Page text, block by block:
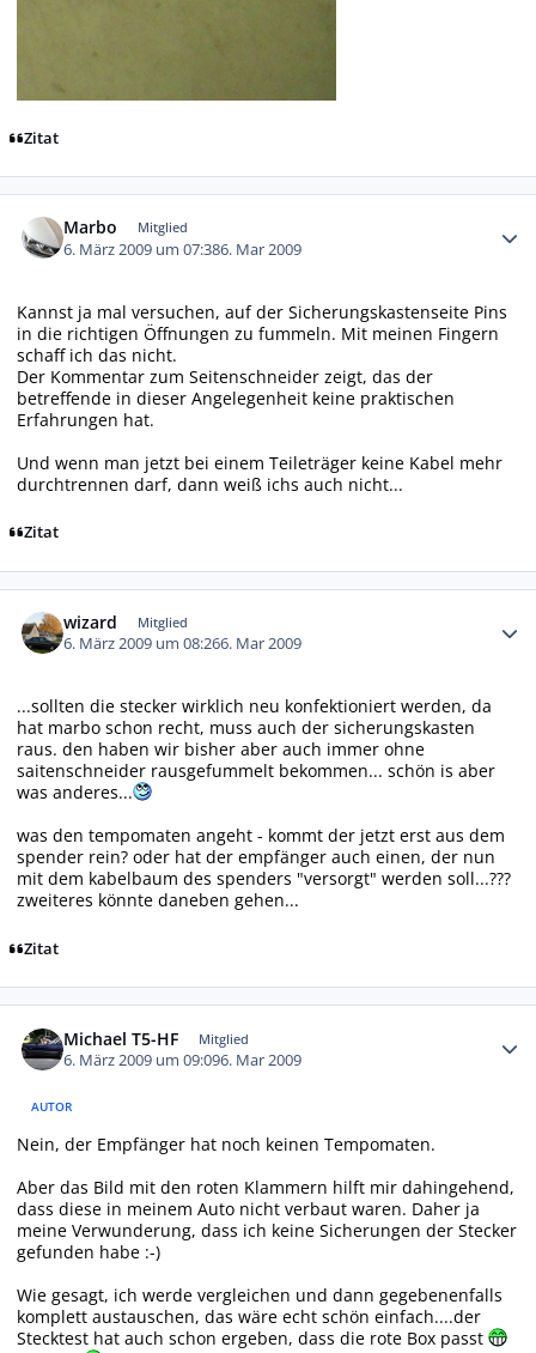
Zitat
Marbo Mitglied
6. März 2009 um 07:386. Mar 2009
Kannst ja mal versuchen, auf der Sicherungskastenseite Pins
in die richtigen Öffnungen zu fummeln. Mit meinen Fingern
schaff ich das nicht.
Der Kommentar zum Seitenschneider zeigt, das der
betreffende in dieser Angelegenheit keine praktischen
Erfahrungen hat.
Und wenn man jetzt bei einem Teileträger keine Kabel mehr
durchtrennen darf, dann weiß ichs auch nicht...
Zitat
wizard Mitglied
6. März 2009 um 08:266. Mar 2009
...sollten die stecker wirklich neu konfektioniert werden, da
hat marbo schon recht, muss auch der sicherungskasten
raus. den haben wir bisher aber auch immer ohne
saitenschneider rausgefummelt bekommen... schön is aber
was anderes...
was den tempomaten angeht - kommt der jetzt erst aus dem
spender rein? oder hat der empfänger auch einen, der nun
mit dem kabelbaum des spenders "versorgt" werden soll...???
zweiteres könnte daneben gehen...
Zitat
Michael T5-HF Mitglied
6. März 2009 um 09:096. Mar 2009
AUTOR
Nein, der Empfänger hat noch keinen Tempomaten.
Aber das Bild mit den roten Klammern hilft mir dahingehend,
dass diese in meinem Auto nicht verbaut waren. Daher ja
meine Verwunderung, dass ich keine Sicherungen der Stecker
gefunden habe :-)
Wie gesagt, ich werde vergleichen und dann gegebenenfalls
komplett austauschen, das wäre echt schön einfach....der
Stecktest hat auch schon ergeben, dass die rote Box passt